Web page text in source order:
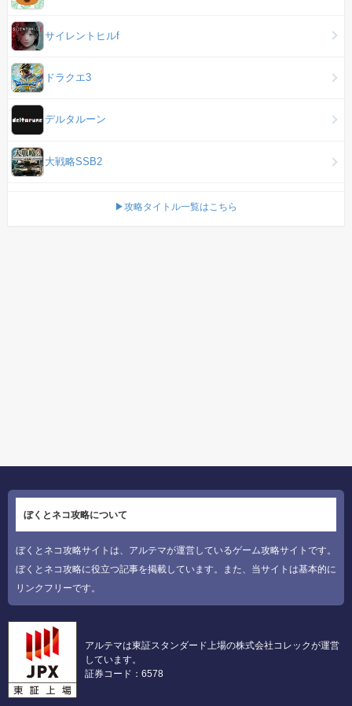
サイレントヒルf
ドラクエ3
デルタルーン
大戦略SSB2
▶攻略タイトル一覧はこちら
ぼくとネコ攻略について
ぼくとネコ攻略サイトは、アルテマが運営しているゲーム攻略サイトです。
ぼくとネコ攻略に役立つ記事を掲載しています。また、当サイトは基本的に
リンクフリーです。
アルテマは東証スタンダード上場の株式会社コレックが運営
しています。
証券コード：6578